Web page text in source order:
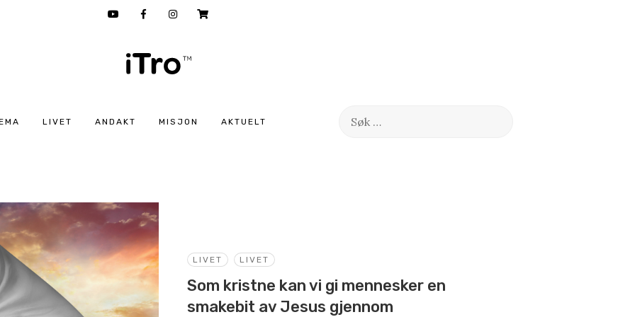
LIVET ANDAKT MISJON AKTUELT
Søk
LIVET LIVET
Som kristne kan vi gi mennesker en
smakebit av Jesus gjennom